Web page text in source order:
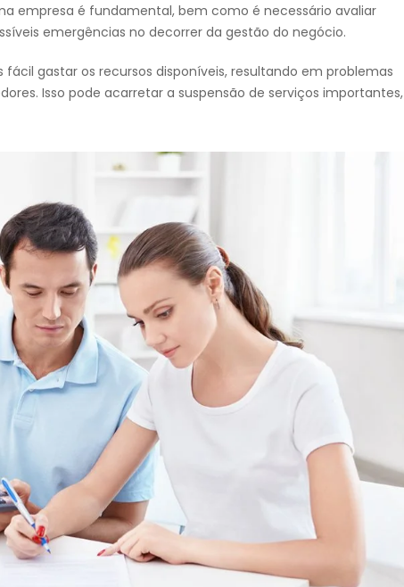
empresa é fundamental, bem como é necessário avaliar
emergências no decorrer da gestão do negócio.
gastar os recursos disponíveis, resultando em problemas
Isso pode acarretar a suspensão de serviços importantes,